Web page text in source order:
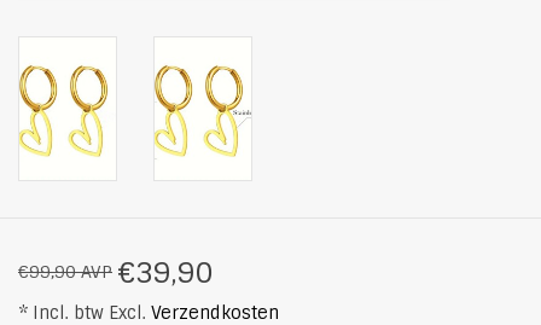
€99,90 AVP €39,90
* Incl. btw Excl. Verzendkosten